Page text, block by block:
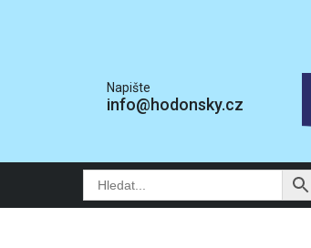
Napište
info@hodonsky.cz